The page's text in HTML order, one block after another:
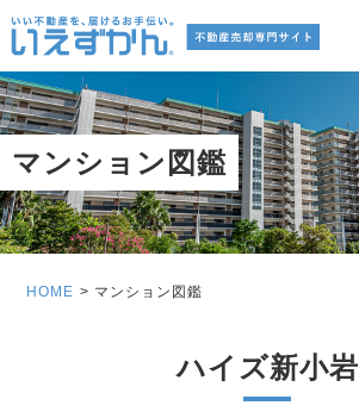
マンション図鑑
HOME マンション図鑑
ハイズ新小岩